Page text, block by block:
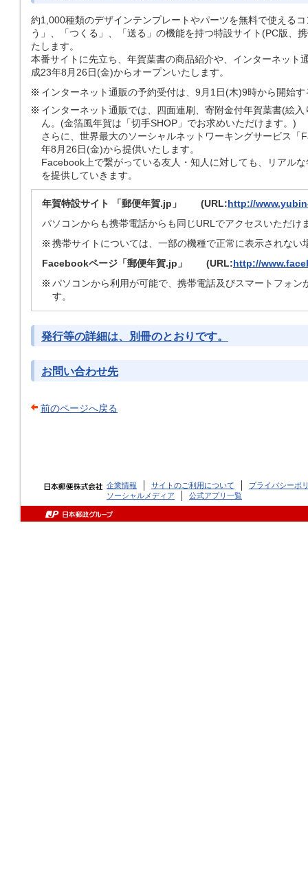
約1,000種類のデザインテンプレートやパーツを無料で使える
う」、「つくる」、「送る」の機能を持つ特設サイト(PC版、
たします。
本番サイトに先立ち、年賀葉書の商品紹介や、インターネット
成23年8月26日(金)からオープンいたします。
インターネット通販の予約受付は、9月1日(木)9時から開始
インターネット通販では、四面連刷、寄附金付年賀葉書(絵
ん。(金箔風年賀は「切手SHOP」でお求めいただけます。)
さらに、世界最大のソーシャルネットワーキングサービス
年8月26日(金)から提供いたします。
Facebook上で繋がっている友人・知人に対しても、リアル
を提供していきます。
年賀特設サイト 「郵便年賀.jp」 (URL:http://
パソコンからも携帯電話からも同じURLでアクセスいただけ
携帯サイトについては、一部の機種で正常に表示されない
Facebookページ「郵便年賀.jp」 (URL:http://
パソコンから利用が可能で、携帯電話及びスマートフォ
す。
発行等の詳細は、別冊のとおりです。
お問い合わせ先
前のページへ戻る
企業情報 サイトのご利用について
プライバシーポ
ソーシャルメディア
公式アプリ一覧